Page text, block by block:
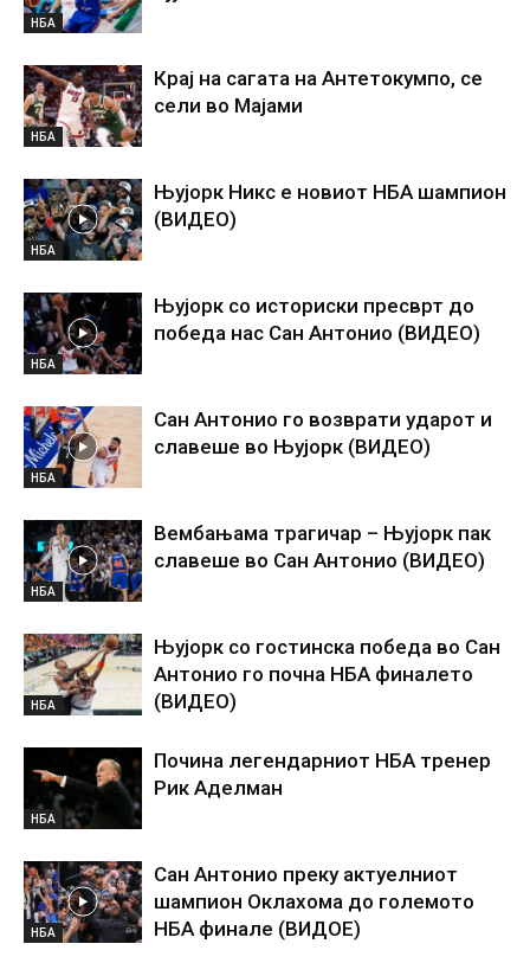
НБА
НБА
Крај на сагата на Антетокумпо, се
сели во Мајами
НБА
Њујорк Никс е новиот НБА шампион
(ВИДЕО)
НБА
Њујорк со историски пресврт до
победа нас Сан Антонио (ВИДЕО)
НБА
Сан Антонио го возврати ударот и
славеше во Њујорк (ВИДЕО)
НБА
Вембањама трагичар – Њујорк пак
славеше во Сан Антонио (ВИДЕО)
НБА
Њујорк со гостинска победа во Сан
Антонио го почна НБА финалето
(ВИДЕО)
НБА
Почина легендарниот НБА тренер
Рик Аделман
НБА
Сан Антонио преку актуелниот
шампион Оклахома до големото
НБА финале (ВИДОЕ)